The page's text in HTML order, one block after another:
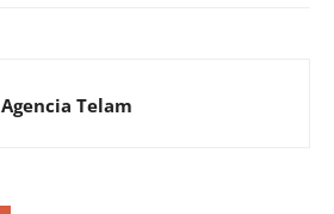
Agencia Telam